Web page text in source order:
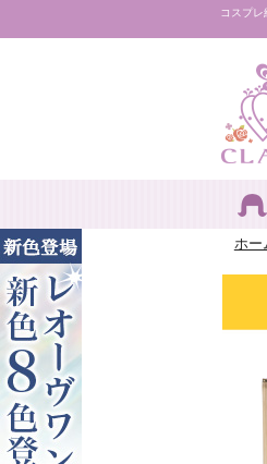
コスプ
ホー